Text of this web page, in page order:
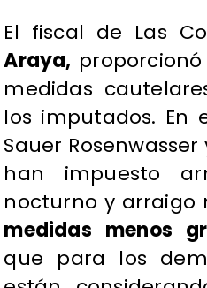
El fiscal de Las
Araya,
medidas
los imputados. En
Sauer
han impuesto
nocturno y arraigo
medidas menos
que para los